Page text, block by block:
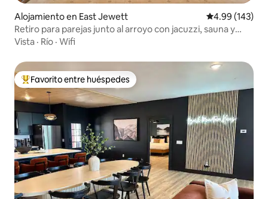
Alojamiento en East Jewett Calificación
4.99 (143)
Retiro para parejas junto al arroyo con jacuzzi, sauna y
más
Vista · Río · Wifi
Favorito entre huéspedes preferido
Favorito entre huéspedes